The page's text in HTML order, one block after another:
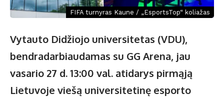
FIFA turnyras Kaune / „EsportsTop“ koliažas
Vytauto Didžiojo universitetas (VDU),
bendradarbiaudamas su GG Arena, jau
vasario 27 d. 13:00 val. atidarys pirmąją
Lietuvoje viešą universitetinę esporto